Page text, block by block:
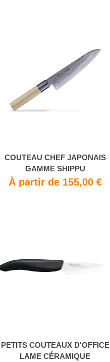
COUTEAU CHEF JAPONAIS
GAMME SHIPPU
À partir de 155,00 €
PETITS COUTEAUX D'OFFICE
LAME CÉRAMIQUE